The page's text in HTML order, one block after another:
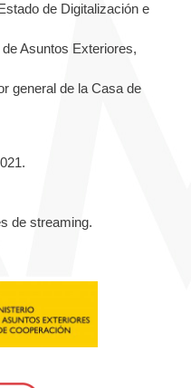
de Digitalización e
Asuntos Exteriores,
general de la Casa de
de streaming.